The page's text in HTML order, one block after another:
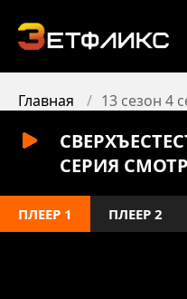
Главная 13 сезон 4
СЕРИЯ
ПЛЕЕР 1 ПЛЕЕР 2